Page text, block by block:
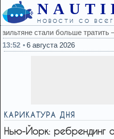
новости со
касательно покупок и топлива
13:52
6 августа 2026
КАРИКАТУРА ДНЯ
Нью-Йорк: ребрендинг